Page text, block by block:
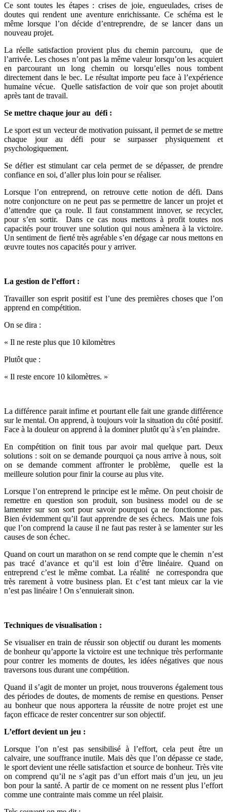
Ce sont toutes les étapes : crises de joie, engueulades, crises de
doutes qui rendent une aventure enrichissante. Ce schéma est le
même lorsque l’on décide d’entreprendre, de se lancer dans un
nouveau projet.
La réelle satisfaction provient plus du chemin parcouru, que de
l’arrivée. Les choses n’ont pas la même valeur lorsqu’on les acquiert
en parcourant un long chemin ou lorsqu’elles nous tombent
directement dans le bec. Le résultat importe peu face à l’expérience
humaine vécue. Quelle satisfaction de voir que son projet aboutit
après tant de travail.
Se mettre chaque jour au défi :
Le sport est un vecteur de motivation puissant, il permet de se mettre
chaque jour au défi pour se surpasser physiquement et
psychologiquement.
Se défier est stimulant car cela permet de se dépasser, de prendre
confiance en soi, d’aller plus loin pour se réaliser.
Lorsque l’on entreprend, on retrouve cette notion de défi. Dans
notre conjoncture on ne peut pas se permettre de lancer un projet et
d’attendre que ça roule. Il faut constamment innover, se recycler,
pour s’en sortir. Dans ce cas nous mettons à profit toutes nos
capacités pour trouver une solution qui nous amènera à la victoire.
Un sentiment de fierté très agréable s’en dégage car nous mettons en
œuvre toutes nos capacités pour y arriver.
La gestion de l’effort :
Travailler son esprit positif est l’une des premières choses que l’on
apprend en compétition.
On se dira :
« Il ne reste plus que 10 kilomètres
Plutôt que :
« Il reste encore 10 kilomètres. »
La différence parait infime et pourtant elle fait une grande différence
sur le mental. On apprend, à toujours voir la situation du côté positif.
Face à la douleur on apprend à la dominer plutôt qu’à s’en plaindre.
En compétition on finit tous par avoir mal quelque part. Deux
solutions : soit on se demande pourquoi ça nous arrive à nous, soit
on se demande comment affronter le problème, quelle est la
meilleure solution pour finir la course au plus vite.
Lorsque l’on entreprend le principe est le même. On peut choisir de
remettre en question son produit, son business model ou de se
lamenter sur son sort pour savoir pourquoi ça ne fonctionne pas.
Bien évidemment qu’il faut apprendre de ses échecs. Mais une fois
que l’on comprend la cause il ne faut pas rester à se lamenter sur les
causes de son échec.
Quand on court un marathon on se rend compte que le chemin n’est
pas tracé d’avance et qu’il est loin d’être linéaire. Quand on
entreprend c’est le même combat. La réalité ne correspondra que
très rarement à votre business plan. Et c’est tant mieux car la vie
n’est pas linéaire ! On s’ennuierait sinon.
Techniques de visualisation :
Se visualiser en train de réussir son objectif ou durant les moments
de bonheur qu’apporte la victoire est une technique très performante
pour contrer les moments de doutes, les idées négatives que nous
traversons tous durant une compétition.
Quand il s’agit de monter un projet, nous trouverons également tous
des périodes de doutes, de moments de remise en questions. Penser
au bonheur que nous apportera la réussite de notre projet est une
façon efficace de rester concentrer sur son objectif.
L’effort devient un jeu :
Lorsque l’on n’est pas sensibilisé à l’effort, cela peut être un
calvaire, une souffrance inutile. Mais dès que l’on dépasse ce stade,
le sport devient une réelle satisfaction et source de bonheur. Très vite
on comprend qu’il ne s’agit pas d’un effort mais d’un jeu, un jeu
bon pour la santé. A partir de ce moment on ne ressent plus l’effort
comme une contrainte mais comme un réel plaisir.